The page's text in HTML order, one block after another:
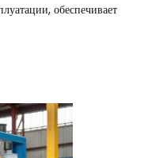
обеспечивает